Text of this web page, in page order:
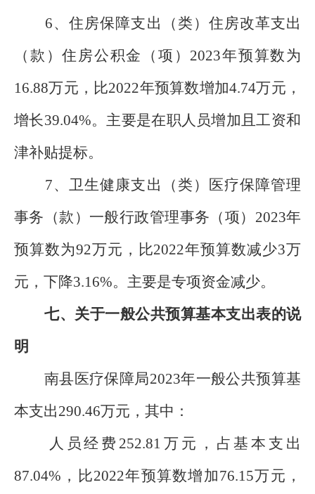
6、住房保障支出（类）住房改革支出
（款）住房公积金（项）2023年预算数为
16.88万元，比2022年预算数增加4.74万元，
增长39.04%。主要是在职人员增加且工资和
津补贴提标。
7、卫生健康支出（类）医疗保障管理
事务（款）一般行政管理事务（项）2023年
预算数为92万元，比2022年预算数减少3万
元，下降3.16%。主要是专项资金减少。
七、关于一般公共预算基本支出表的说
明
南县医疗保障局2023年一般公共预算基
本支出290.46万元，其中：
人员经费252.81万元，占基本支出
87.04%，比2022年预算数增加76.15万元，